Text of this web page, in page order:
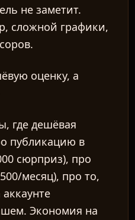
не заметит.
сложной графики,
оценку, а
где дешёвая
публикацию в
сюрприз), про
месяц), про то,
Экономия на